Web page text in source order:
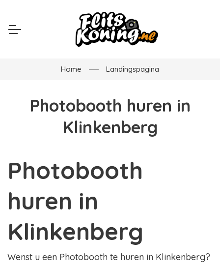
Home Landingspagina
Photobooth huren in
Klinkenberg
Photobooth
huren in
Klinkenberg
Wenst u een Photobooth te huren in Klinkenberg?